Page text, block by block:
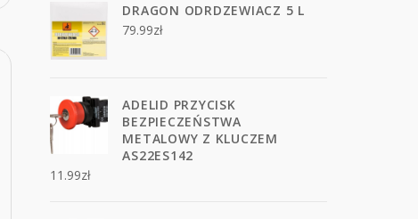
DRAGON ODRDZEWIACZ 5 L
79.99zł
ADELID PRZYCISK
BEZPIECZEŃSTWA
METALOWY Z KLUCZEM
AS22ES142
11.99zł